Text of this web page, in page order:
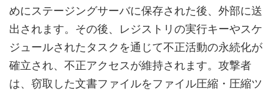
めにステージングサーバに保存された後、外部に送
出されます。その後、レジストリの実行キーやスケ
ジュールされたタスクを通じて不正活動の永続化が
確立され、不正アクセスが維持されます。攻撃者
は、窃取した文書ファイルをファイル圧縮・圧縮ツ